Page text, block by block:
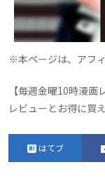
Webマーケティ
Googleアナリティ
Googleアドセンス
生活
猫 動画 音楽
※本ページは、アフ
【毎週金曜10時漫画
レビューとお得に買
はてブ